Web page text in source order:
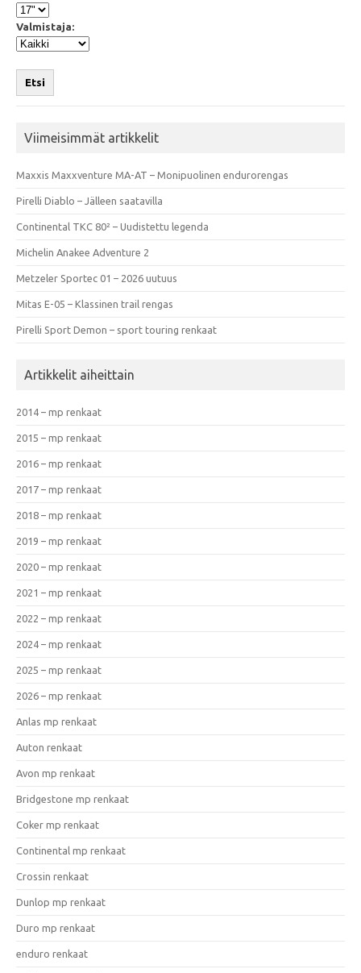
Valmistaja:
Etsi
Viimeisimmät artikkelit
Maxxis Maxxventure MA-AT – Monipuolinen endurorengas
Pirelli Diablo – Jälleen saatavilla
Continental TKC 80² – Uudistettu legenda
Michelin Anakee Adventure 2
Metzeler Sportec 01 – 2026 uutuus
Mitas E-05 – Klassinen trail rengas
Pirelli Sport Demon – sport touring renkaat
Artikkelit aiheittain
2014 – mp renkaat
2015 – mp renkaat
2016 – mp renkaat
2017 – mp renkaat
2018 – mp renkaat
2019 – mp renkaat
2020 – mp renkaat
2021 – mp renkaat
2022 – mp renkaat
2024 – mp renkaat
2025 – mp renkaat
2026 – mp renkaat
Anlas mp renkaat
Auton renkaat
Avon mp renkaat
Bridgestone mp renkaat
Coker mp renkaat
Continental mp renkaat
Crossin renkaat
Dunlop mp renkaat
Duro mp renkaat
enduro renkaat